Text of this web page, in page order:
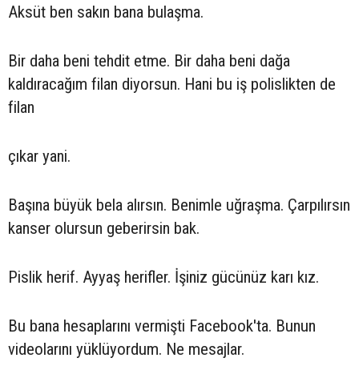
Aksüt ben sakın bana bulaşma.
Bir daha beni tehdit etme. Bir daha beni dağa
kaldıracağım filan diyorsun. Hani bu iş polislikten de
filan
çıkar yani.
Başına büyük bela alırsın. Benimle uğraşma. Çarpılırsın
kanser olursun geberirsin bak.
Pislik herif. Ayyaş herifler. İşiniz gücünüz karı kız.
Bu bana hesaplarını vermişti Facebook'ta. Bunun
videolarını yüklüyordum. Ne mesajlar.